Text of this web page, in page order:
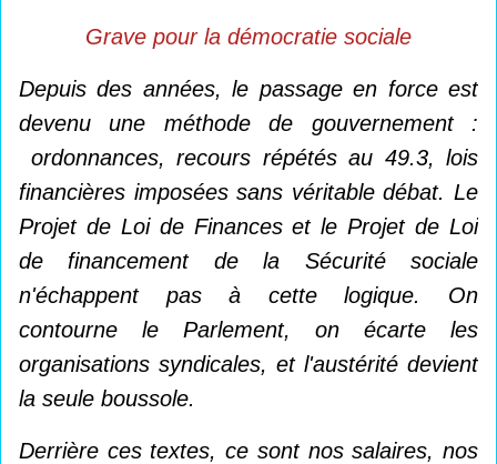
Grave pour la démocratie sociale
Depuis des années, le passage en force est
devenu une méthode de gouvernement :
ordonnances, recours répétés au 49.3, lois
financières imposées sans véritable débat. Le
Projet de Loi de Finances et le Projet de Loi
de financement de la Sécurité sociale
n'échappent pas à cette logique. On
contourne le Parlement, on écarte les
organisations syndicales, et l'austérité devient
la seule boussole.
Derrière ces textes, ce sont nos salaires, nos